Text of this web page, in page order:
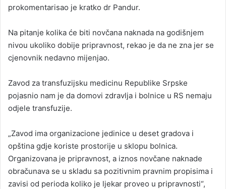
prokomentarisao je kratko dr Pandur.
Na pitanje kolika će biti novčana naknada na godišnjem
nivou ukoliko dobije pripravnost, rekao je da ne zna jer se
cjenovnik nedavno mijenjao.
Zavod za transfuzijsku medicinu Republike Srpske
pojasnio nam je da domovi zdravlja i bolnice u RS nemaju
odjele transfuzije.
„Zavod ima organizacione jedinice u deset gradova i
opština gdje koriste prostorije u sklopu bolnica.
Organizovana je pripravnost, a iznos novčane naknade
obračunava se u skladu sa pozitivnim pravnim propisima i
zavisi od perioda koliko je ljekar proveo u pripravnosti“,